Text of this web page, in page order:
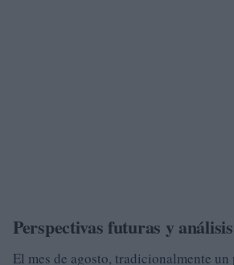
Perspectivas futuras y
El mes de agosto, tradicionalmente